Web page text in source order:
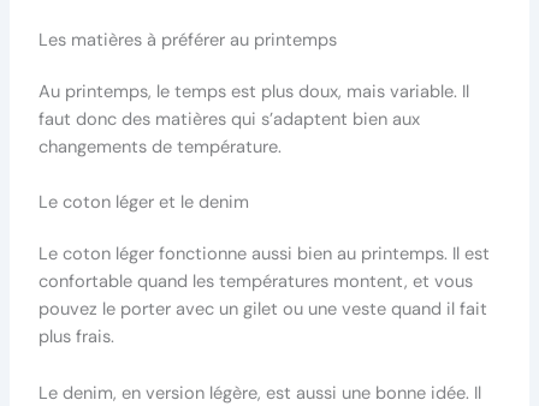
Les matières à préférer au printemps
Au printemps, le temps est plus doux, mais variable. Il
faut donc des matières qui s’adaptent bien aux
changements de température.
Le coton léger et le denim
Le coton léger fonctionne aussi bien au printemps. Il est
confortable quand les températures montent, et vous
pouvez le porter avec un gilet ou une veste quand il fait
plus frais.
Le denim, en version légère, est aussi une bonne idée. Il